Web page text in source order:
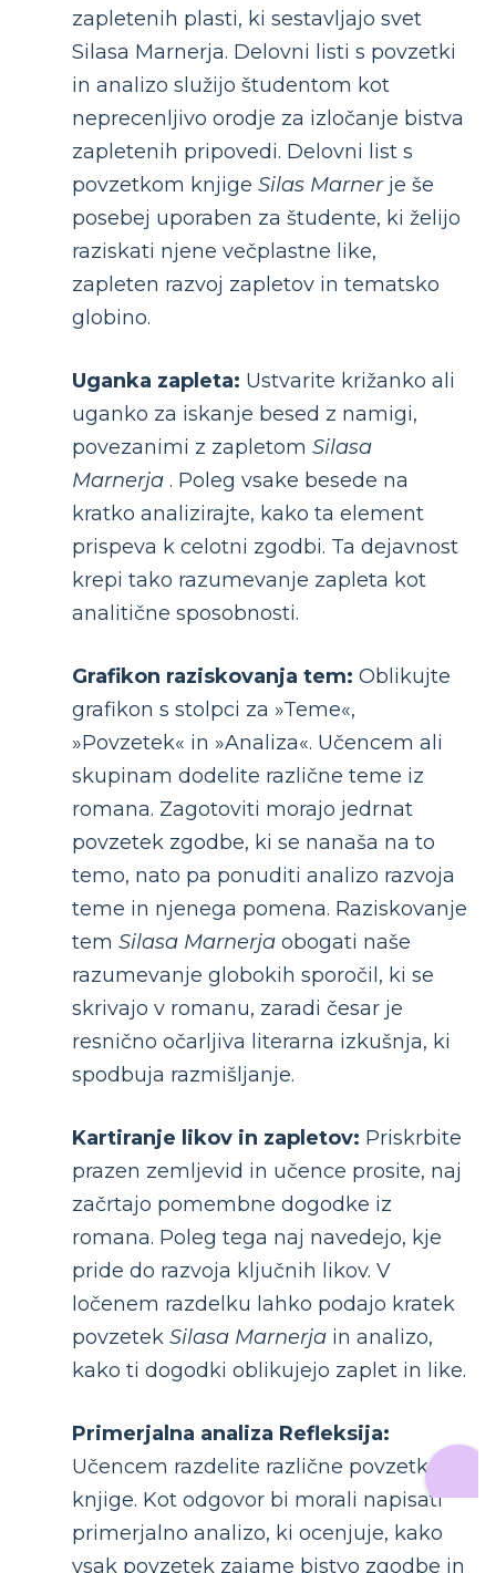
zapletenih plasti, ki sestavljajo svet
Silasa Marnerja. Delovni listi s povzetki
in analizo služijo študentom kot
neprecenljivo orodje za izločanje bistva
zapletenih pripovedi. Delovni list s
povzetkom knjige Silas Marnerje še
posebej uporaben za študente, ki želijo
raziskati njene večplastne like,
zapleten razvoj zapletov in tematsko
globino.
Uganka zapleta: Ustvarite križanko ali
uganko za iskanje besed z namigi,
povezanimi z zapletom Silasa
Marnerja . Poleg vsake besede na
kratko analizirajte, kako ta element
prispeva k celotni zgodbi. Ta dejavnost
krepi tako razumevanje zapleta kot
analitične sposobnosti.
Grafikon raziskovanja tem: Oblikujte
grafikon s stolpci za »Teme«,
»Povzetek« in »Analiza«. Učencem ali
skupinam dodelite različne teme iz
romana. Zagotoviti morajo jedrnat
povzetek zgodbe, ki se nanaša na to
temo, nato pa ponuditi analizo razvoja
teme in njenega pomena. Raziskovanje
tem Silasa Marnerja obogati naše
razumevanje globokih sporočil, ki se
skrivajo v romanu, zaradi česar je
resnično očarljiva literarna izkušnja, ki
spodbuja razmišljanje.
Kartiranje likov in zapletov: Priskrbite
prazen zemljevid in učence prosite, naj
začrtajo pomembne dogodke iz
romana. Poleg tega naj navedejo, kje
pride do razvoja ključnih likov. V
ločenem razdelku lahko podajo kratek
povzetek Silasa Marnerja in analizo,
kako ti dogodki oblikujejo zaplet in like.
Primerjalna analiza Refleksija:
Učencem razdelite različne povzetke
knjige. Kot odgovor bi morali napisati
primerjalno analizo, ki ocenjuje, kako
vsak povzetek zajame bistvo zgodbe in